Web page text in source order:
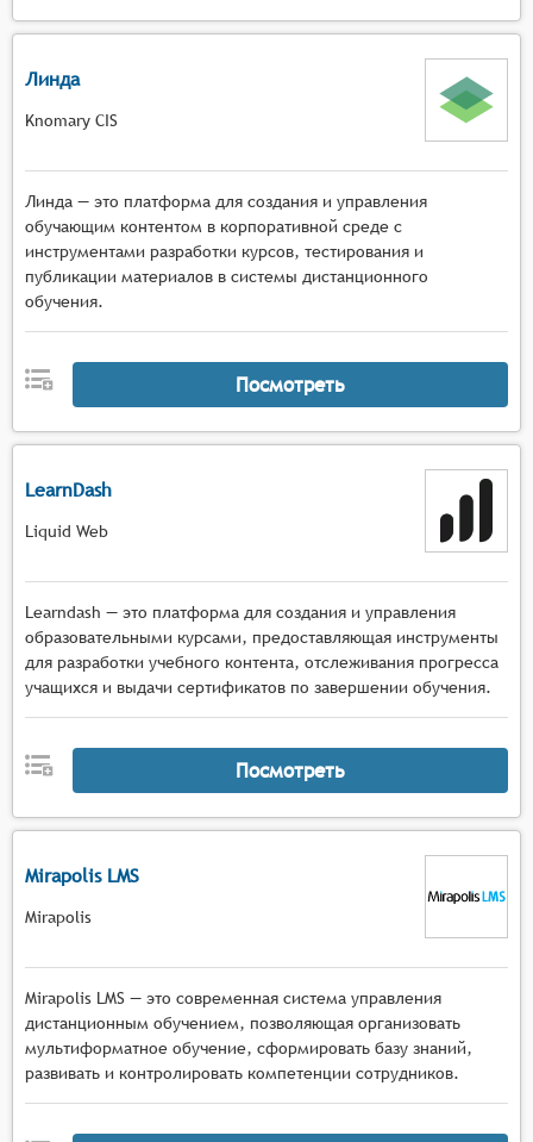
Линда
Knomary CIS
Линда — это платформа для создания и управления
обучающим контентом в корпоративной среде с
инструментами разработки курсов, тестирования и
публикации материалов в системы дистанционного
обучения.
Посмотреть
LearnDash
Liquid Web
Learndash — это платформа для создания и управления
образовательными курсами, предоставляющая инструменты
для разработки учебного контента, отслеживания прогресса
учащихся и выдачи сертификатов по завершении обучения.
Посмотреть
Mirapolis LMS
Mirapolis
Mirapolis LMS — это современная система управления
дистанционным обучением, позволяющая организовать
мультиформатное обучение, сформировать базу знаний,
развивать и контролировать компетенции сотрудников.